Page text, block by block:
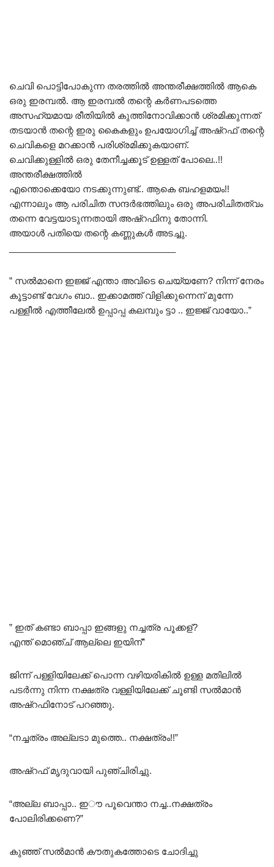
ചെവി പൊട്ടിപോകുന്ന തരത്തിൽ അന്തരീക്ഷത്തിൽ ആകെ
ഒരു ഇരമ്പൽ. ആ ഇരമ്പൽ തന്റെ കർണപടത്തെ
അസഹ്യമായ രീതിയിൽ കുത്തിനോവിക്കാൻ ശ്രമിക്കുന്നത്
തടയാൻ തന്റെ ഇരു കൈകളും ഉപയോഗിച്ച് അഷ്റഫ് തന്റെ
ചെവികളെ മറക്കാൻ പരിശ്രമിക്കുകയാണ്.
ചെവിക്കുള്ളിൽ ഒരു തേനീച്ചക്കൂട് ഉള്ളത് പോലെ..!!
അന്തരീക്ഷത്തിൽ
എന്തൊക്കെയോ നടക്കുന്നുണ്ട്.. ആകെ ബഹളമയം!!
എന്നാലും ആ പരിചിത സന്ദർഭത്തിലും ഒരു അപരിചിതത്വം
തന്നെ വേട്ടയാടുന്നതായി അഷ്റഫിനു തോന്നി.
അയാൾ പതിയെ തന്റെ കണ്ണുകൾ അടച്ചു.
” സൽമാനെ ഇജ്ജ് എന്താ അവിടെ ചെയ്യണേ? നിന്ന് നേരം
കൂട്ടാണ്ട് വേഗം ബാ.. ഇക്കാമത്ത് വിളിക്കുന്നെന് മുന്നേ
പള്ളീൽ എത്തീലേൽ ഉപ്പാപ്പ കലമ്പും ട്ടാ .. ഇജ്ജ് വായോ..”
” ഇത് കണ്ടാ ബാപ്പാ ഇങ്ങളു നച്ചത്ര പൂക്കള്?
എന്ത് മൊഞ്ച് ആല്ലെ ഇയിന്”
ജിന്ന് പള്ളിയിലേക്ക് പൊന്ന വഴിയരികിൽ ഉള്ള മതിലിൽ
പടർന്നു നിന്ന നക്ഷത്ര വള്ളിയിലേക്ക് ചൂണ്ടി സൽമാൻ
അഷ്റഫിനോട് പറഞ്ഞു.
“നച്ചത്രം അല്ലടാ മുത്തെ.. നക്ഷത്രം!!”
അഷ്റഫ് മൃദുവായി പുഞ്ചിരിച്ചു.
“അല്ല ബാപ്പാ.. ഇൗ പൂവെന്താ നച്ച..നക്ഷത്രം
പോലിരിക്കണെ?”
കുഞ്ഞ് സൽമാൻ കൗതുകത്തോടെ ചോദിച്ചു